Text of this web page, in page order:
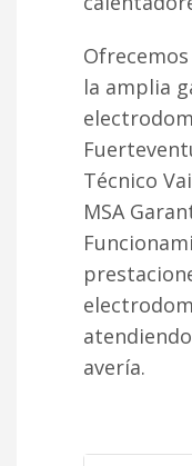
la amplia
Técnico
MSA
avería.